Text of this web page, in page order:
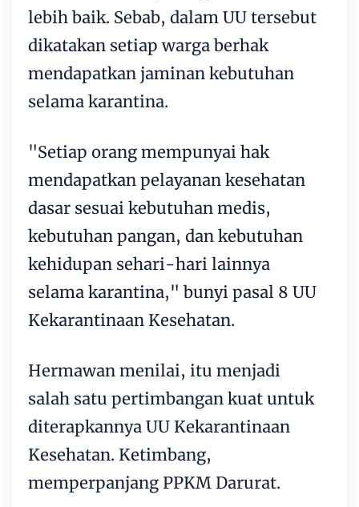
lebih baik. Sebab, dalam UU tersebut
dikatakan setiap warga berhak
mendapatkan jaminan kebutuhan
selama karantina.
"Setiap orang mempunyai hak
mendapatkan pelayanan kesehatan
dasar sesuai kebutuhan medis,
kebutuhan pangan, dan kebutuhan
kehidupan sehari-hari lainnya
selama karantina," bunyi pasal 8 UU
Kekarantinaan Kesehatan.
Hermawan menilai, itu menjadi
salah satu pertimbangan kuat untuk
diterapkannya UU Kekarantinaan
Kesehatan. Ketimbang,
memperpanjang PPKM Darurat.